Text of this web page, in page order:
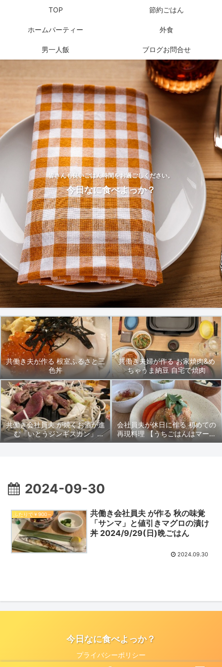
皆さんも良いごはん時間をお過ごしください。
今日なに食べよっか？
TOP 節約ごはん
ホームパーティー 外食
男一人飯 ブログお問合せ
共働き夫が作る 根室ふるさと三
色丼
共働き夫婦が作る お家焼肉&め
ちゃうま納豆 自宅で焼肉
共働き会社員夫 が焼くお酒が進
む「いとうジンギスカン」
2024/9/27(金)晩ごはん
会社員夫が休日に作る 初めての
再現料理 【うちごはんはマーシ
ャもいっしょ♪】先輩の「豚ロー
2024-09-30
ふたりで￥900～
共働き会社員夫 が作る 秋の味覚
「サンマ」と値引きマグロの漬け
丼 2024/9/29(日)晩ごはん
2024.09.30
今日なに食べよっか？
プライバシーポリシー